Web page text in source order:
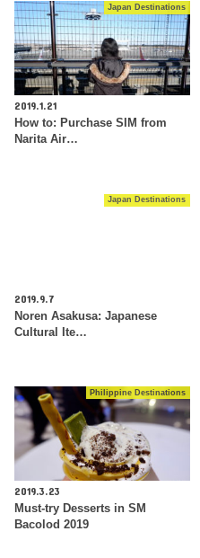
Japan Destinations
2019.1.21
How to: Purchase SIM from
Narita Air…
Japan Destinations
2019.9.7
Noren Asakusa: Japanese
Cultural Ite…
Philippine Destinations
2019.3.23
Must-try Desserts in SM
Bacolod 2019